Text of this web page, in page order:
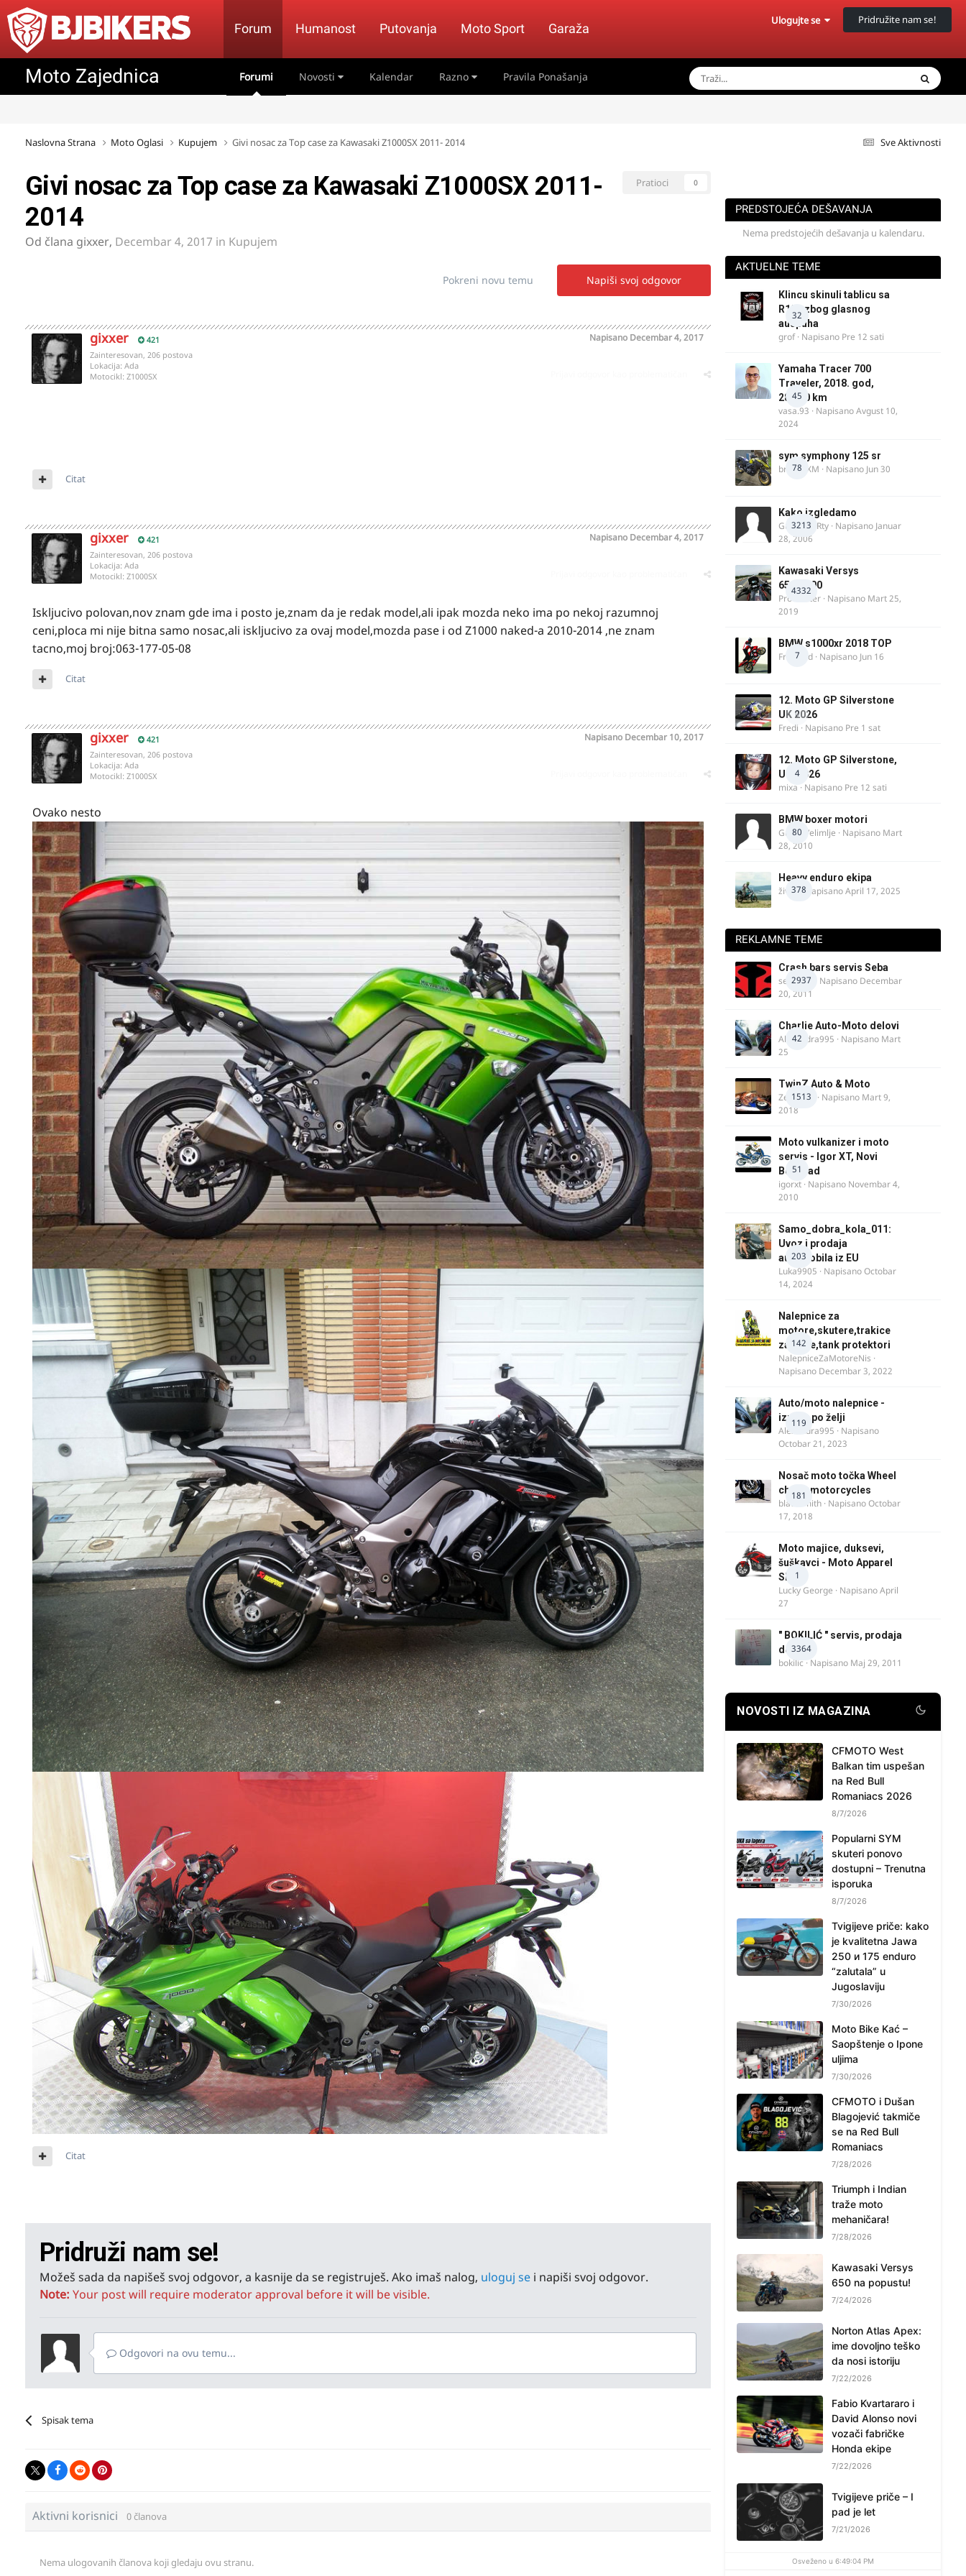
Forum Humanost Putovanja Moto Sport Garaža
Ulogujte se Pridružite nam se!
Moto Zajednica Forumi Novosti Kalendar Razno Pravila Ponašanja
Sve Aktivnosti
Naslovna Strana Moto Oglasi Kupujem Givi nosac za Top case za Kawasaki Z1000SX 2011- 2014
Pratioci 0
Givi nosac za Top case za Kawasaki Z1000SX 2011-
2014
Od člana gixxer, Decembar 4, 2017 in Kupujem
Napiši svoj odgovor
Pokreni novu temu
gixxer 421 Napisano Decembar 4, 2017
Zainteresovan, 206 postova
Lokacija: Ada
Motocikl: Z1000SX
Citat
gixxer 421 Napisano Decembar 4, 2017
Zainteresovan, 206 postova
Lokacija: Ada
Motocikl: Z1000SX
Iskljucivo polovan,nov znam gde ima i posto je,znam da je redak model,ali ipak mozda neko ima po nekoj razumnoj
ceni,ploca mi nije bitna samo nosac,ali iskljucivo za ovaj model,mozda pase i od Z1000 naked-a 2010-2014 ,ne znam
tacno,moj broj:063-177-05-08
Citat
gixxer 421 Napisano Decembar 10, 2017
Zainteresovan, 206 postova
Lokacija: Ada
Motocikl: Z1000SX
Ovako nesto
Citat
Pridruži nam se!
Možeš sada da napišeš svoj odgovor, a kasnije da se registruješ. Ako imaš nalog, uloguj se i napiši svoj odgovor.
Note: Your post will require moderator approval before it will be visible.
Odgovori na ovu temu...
Spisak tema
Aktivni korisnici 0 članova
Nema ulogovanih članova koji gledaju ovu stranu.
PREDSTOJEĆA DEŠAVANJA
Nema predstojećih dešavanja u kalendaru.
AKTUELNE TEME
32
Klincu skinuli tablicu sa
R125 zbog glasnog
auspuha
grof· Napisano Pre 12 sati
45
Yamaha Tracer 700
Traveler, 2018. god,
28.100 km
vasa.93 · NapisanoAvgust 10,
2024
78
sym symphony 125 sr
brankoXM · Napisano Jun 30
3213
Kako izgledamo
Guest diRRty · Napisano Januar
28, 2006
4332
Kawasaki Versys
650/1000
ProMaster · Napisano Mart 25,
2019
7
BMW s1000xr 2018 TOP
FreeBird · Napisano Jun 16
0
12. Moto GP Silverstone
UK 2026
Fredi · Napisano Pre 1 sat
4
12. Moto GP Silverstone,
UK, 2026
mixa · Napisano Pre 12 sati
80
BMW boxer motori
Guest Velimlje · Napisano Mart
28, 2010
378
Heavy enduro ekipa
živke· NapisanoApril 17, 2025
REKLAMNE TEME
2937
Crash bars servis Seba
seba011 · Napisano Decembar
20, 2011
42
Charlie Auto-Moto delovi
Alexandra995 · Napisano Mart
25
1513
TwinZ Auto & Moto
Zeljkamp · Napisano Mart 9,
2018
51
Moto vulkanizer i moto
servis - Igor XT, Novi
Beograd
igorxt · Napisano Novembar 4,
2010
203
Samo_dobra_kola_011:
Uvoz i prodaja
automobila iz EU
Luka9905 · NapisanoOctobar
14, 2024
142
Nalepnice za
motore,skutere,trakice
za felne,tank protektori
NalepniceZaMotoreNis ·
Napisano Decembar 3, 2022
119
Auto/moto nalepnice -
izrada po želji
Alexandra995 · Napisano
Octobar 21, 2023
181
Nosač moto točka Wheel
chock motorcycles
blacksmith · NapisanoOctobar
17, 2018
1
Moto majice, duksevi,
šuškavci - Moto Apparel
SRB
Lucky George · NapisanoApril
27
3364
" BOKILIĆ " servis, prodaja
delova
bokilic · Napisano Maj 29, 2011
NOVOSTI IZ MAGAZINA
CFMOTO West
Balkan tim uspešan
na Red Bull
Romaniacs 2026
8/7/2026
Popularni SYM
skuteri ponovo
dostupni – Trenutna
isporuka
8/7/2026
Tvigijeve priče: kako
je kvalitetna Jawa
250 и 175 enduro
“zalutala” u
Jugoslaviju
7/30/2026
Moto Bike Kać –
Saopštenje o Ipone
uljima
7/30/2026
CFMOTO i Dušan
Blagojević takmiče
se na Red Bull
Romaniacs
7/28/2026
Triumph i Indian
traže moto
mehaničara!
7/28/2026
Kawasaki Versys
650 na popustu!
7/24/2026
Norton Atlas Apex:
ime dovoljno teško
da nosi istoriju
7/22/2026
Fabio Kvartararo i
David Alonso novi
vozači fabričke
Honda ekipe
7/22/2026
Tvigijeve priče – I
pad je let
7/21/2026
Osveženo u 6:49:04 PM